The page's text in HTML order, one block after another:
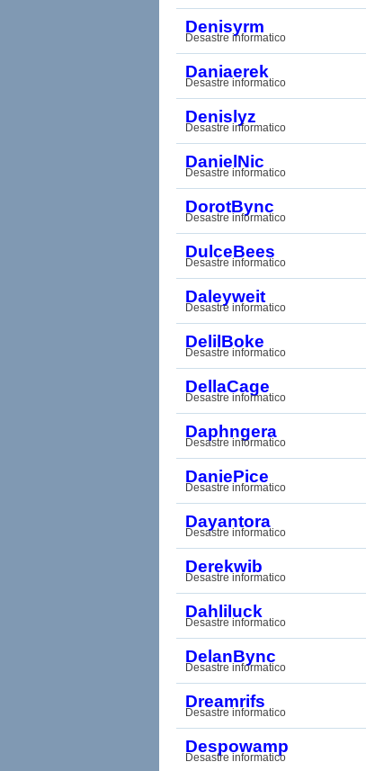
Denisyrm
Desastre informatico
Daniaerek
Desastre informatico
Denislyz
Desastre informatico
DanielNic
Desastre informatico
DorotBync
Desastre informatico
DulceBees
Desastre informatico
Daleyweit
Desastre informatico
DelilBoke
Desastre informatico
DellaCage
Desastre informatico
Daphngera
Desastre informatico
DaniePice
Desastre informatico
Dayantora
Desastre informatico
Derekwib
Desastre informatico
Dahliluck
Desastre informatico
DelanBync
Desastre informatico
Dreamrifs
Desastre informatico
Despowamp
Desastre informatico